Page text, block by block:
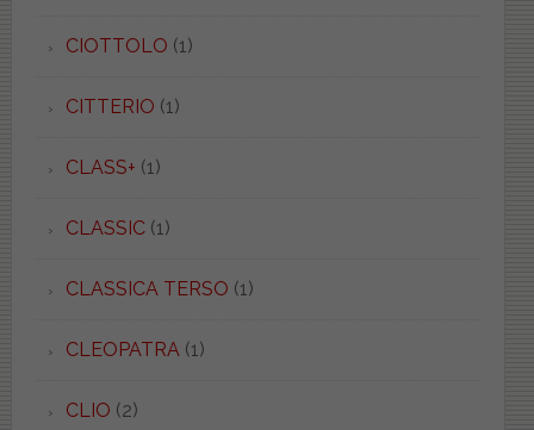
CIOTTOLO (1)
CITTERIO (1)
CLASS+ (1)
CLASSIC(1)
CLASSICA TERSO (1)
CLEOPATRA(1)
CLIO (2)